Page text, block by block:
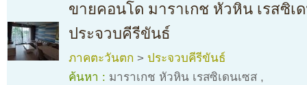
ขายคอนโด มาราเกช หัวหิน เรสซิเ
ประจวบคีรีขันธ์
ภาคตะวันตก > ประจวบคีรีขันธ์
ค้นหา : มาราเกช หัวหิน เรสซิเดนเซส ,